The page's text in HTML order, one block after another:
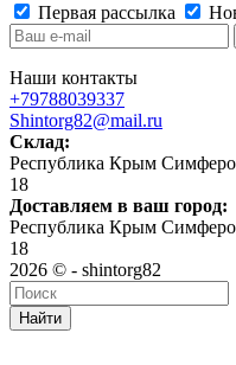
Первая рассылка
Наши контакты
+79788039337
Shintorg82@mail.ru
Склад:
Республика Крым
18
Доставляем в ваш город:
Республика Крым
18
2026 © - shintorg82
Найти